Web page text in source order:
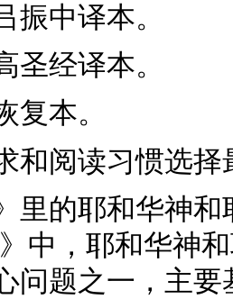
振中译本。
圣经译本。
复本。
和阅读习惯选
里的耶和华神
中，耶和华神
问题之一，主